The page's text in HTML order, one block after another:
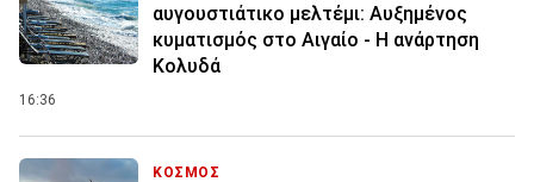
αυγουστιάτικο μελτέμι: Αυξημένος
κυματισμός στο Αιγαίο - Η ανάρτηση
Κολυδά
16:36
ΚΟΣΜΟΣ